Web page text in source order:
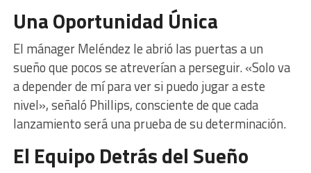
Una Oportunidad Única
El mánager Meléndez le abrió las puertas a un
sueño que pocos se atreverían a perseguir. «Solo va
a depender de mí para ver si puedo jugar a este
nivel», señaló Phillips, consciente de que cada
lanzamiento será una prueba de su determinación.
El Equipo Detrás del Sueño